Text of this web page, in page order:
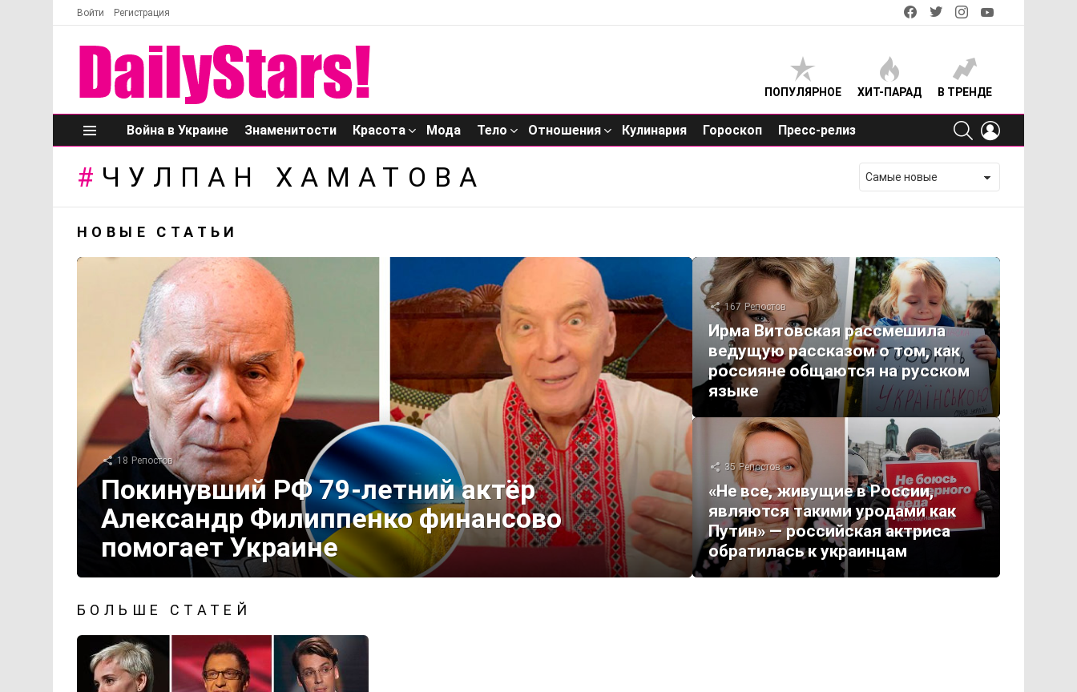
Войти Регистрация
facebooktwitterinstagram
ПОПУЛЯРНОЕ ХИТ-ПАРАД В ТРЕНДЕ
Меню
Война в Украине Знаменитости Красота Мода Тело Отношения Кулинария Гороскоп Пресс-релиз
SEARCH
ЧУЛПАН ХАМАТОВА
НОВЫЕ СТАТЬИ
18 Репостов
Покинувший РФ 79-летний актёр
Александр Филиппенко финансово
помогает Украине
167 Репостов
Ирма Витовская рассмешила
ведущую рассказом о том, как
россияне общаются на русском
языке
35 Репостов
«Не все, живущие в России,
являются такими уродами как
Путин» — российская актриса
обратилась к украинцам
БОЛЬШЕ СТАТЕЙ